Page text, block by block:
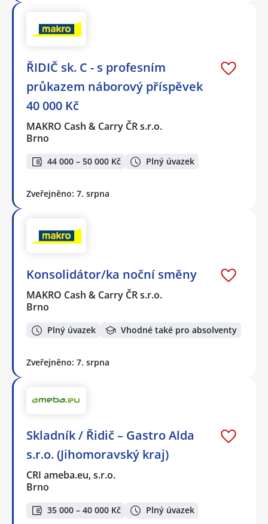
ŘIDIČ sk. C - s profesním
průkazem náborový příspěvek
40 000 Kč
MAKRO Cash & Carry ČR s.r.o.
Brno
44 000 – 50 000 Kč Plný úvazek
Zveřejněno: 7. srpna
Konsolidátor/ka noční směny
MAKRO Cash & Carry ČR s.r.o.
Brno
Plný úvazek Vhodné také pro absolventy
Zveřejněno: 7. srpna
Skladník / Řidič – Gastro Alda
s.r.o. (Jihomoravský kraj)
CRI ameba.eu, s.r.o.
Brno
35 000 – 40 000 Kč Plný úvazek